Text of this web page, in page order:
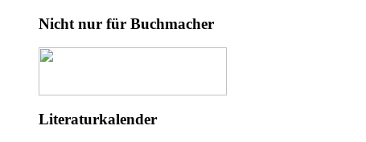
Nicht nur für Buchmacher
Literaturkalender